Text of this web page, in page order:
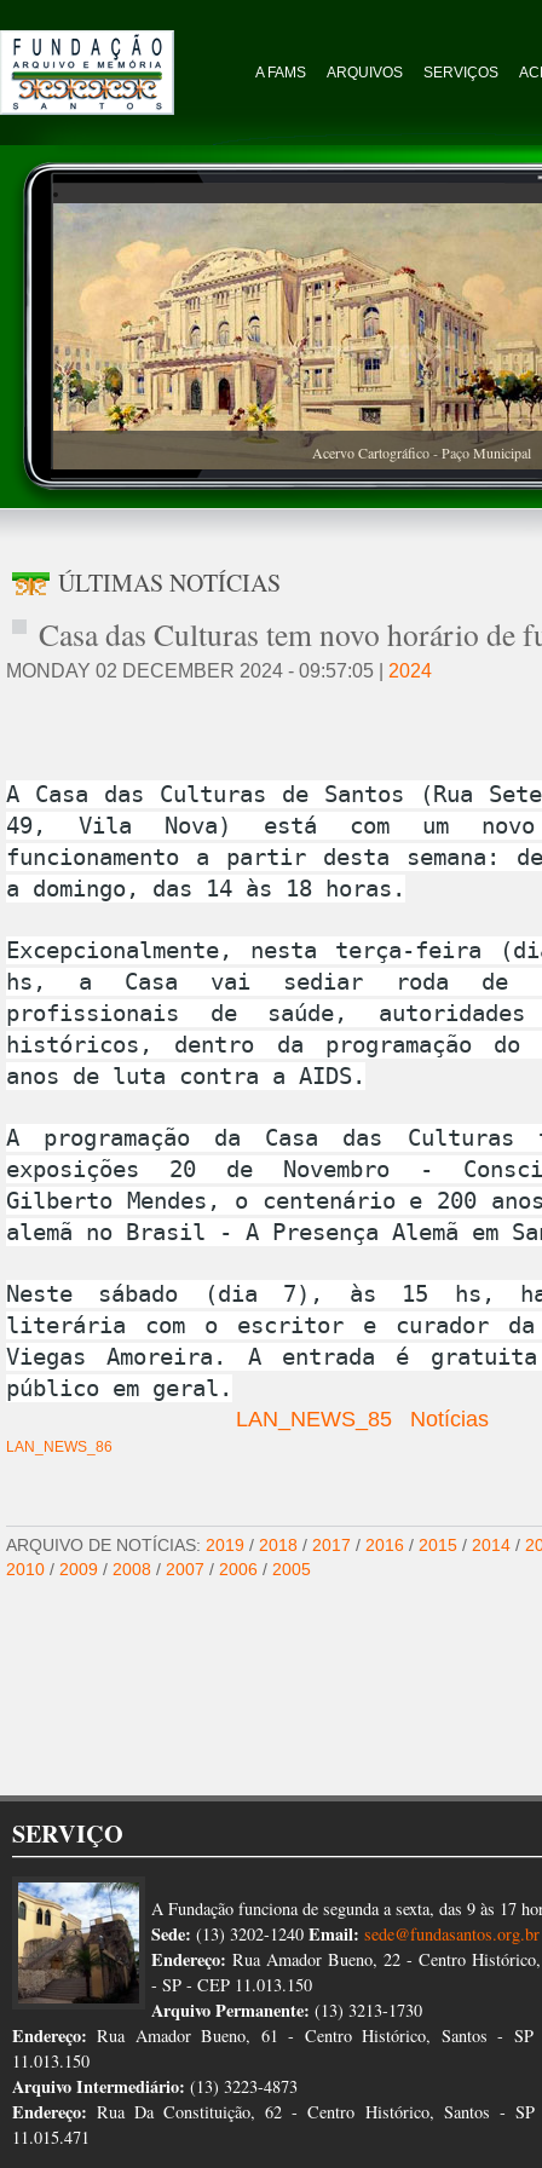
A FAMS ARQUIVOS SERVIÇOS
Acervo Cartográfico - Paço Municipal
ÚLTIMAS NOTÍCIAS
Casa das Culturas tem novo horário de
MONDAY 02 DECEMBER 2024 - 09:57:05 | 2024
A Casa das Culturas de Santos (Rua
49, Vila Nova) está com um
funcionamento a partir desta semana:
a domingo, das 14 às 18 horas.
Excepcionalmente, nesta terça-feira
hs, a Casa vai sediar roda de
profissionais de saúde,
históricos, dentro da programação do
anos de luta contra a AIDS.
A programação da Casa das Culturas
exposições 20 de Novembro -
Gilberto Mendes, o centenário e 200
alemã no Brasil - A Presença Alemã em
Neste sábado (dia 7), às 15 hs,
literária com o escritor e curador da
Viegas Amoreira. A entrada é
público em geral.
LAN_NEWS_85 Notícias
LAN_NEWS_86
ARQUIVO DE NOTÍCIAS: 2019 / 2018 / 2017 / 2016 / 2015 / 2014 /
2010 / 2009 / 2008 / 2007 / 2006 / 2005
SERVIÇO
A Fundação funciona de segunda a sexta, das 9 às 17
Sede: (13) 3202-1240 Email: sede@fundasantos.org.br
Endereço: Rua Amador Bueno, 22 - Centro
- SP - CEP 11.013.150
Arquivo Permanente: (13) 3213-1730
Endereço: Rua Amador Bueno, 61 - Centro Histórico, Santos -
11.013.150
Arquivo Intermediário: (13) 3223-4873
Endereço: Rua Da Constituição, 62 - Centro Histórico, Santos -
11.015.471